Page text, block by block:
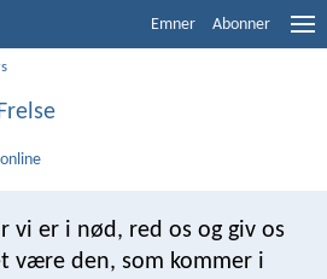
Emner Abonner
online
vi er i nød, red os og giv os
være den, som kommer i